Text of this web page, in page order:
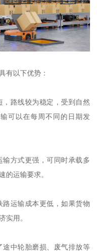
有以下优势：
路线较为稳定，受到自然
可以在每周不同的日期发
方式更强，可同时承载多
的运输要求。
运输成本更低，如果货物
实用。
中轮胎磨损、废气排放等